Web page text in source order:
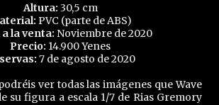
Altura: 30,5 cm
PVC (parte de ABS)
a la venta: Noviembre de 2020
Precio: 14.900 Yenes
7 de agosto de 2020
ver todas las imágenes que Wave
su figura a escala 1/7 de Rias Gremory